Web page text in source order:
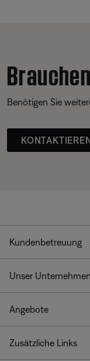
Benötigen Sie
Kundenbetreuung
Unser Unternehmen
Angebote
Zusätzliche Links